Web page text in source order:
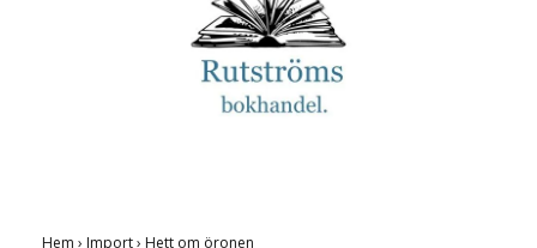
Hem › Import› Hett om öronen